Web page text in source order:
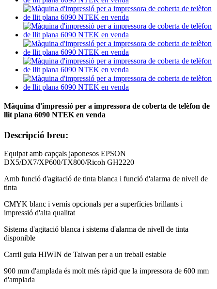
Màquina d'impressió per a impressora de coberta de telèfon de
llit plana 6090 NTEK en venda
Descripció breu:
Equipat amb capçals japonesos EPSON
DX5/DX7/XP600/TX800/Ricoh GH2220
Amb funció d'agitació de tinta blanca i funció d'alarma de nivell de
tinta
CMYK blanc i vernís opcionals per a superfícies brillants i
impressió d'alta qualitat
Sistema d'agitació blanca i sistema d'alarma de nivell de tinta
disponible
Carril guia HIWIN de Taiwan per a un treball estable
900 mm d'amplada és molt més ràpid que la impressora de 600 mm
d'amplada